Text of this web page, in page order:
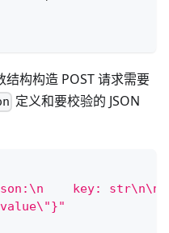
结构构造 POST 请求需要
定义和要校验的 JSON
key: